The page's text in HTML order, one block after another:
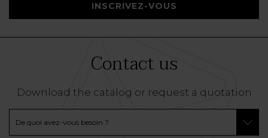
INSCRIVEZ-VOUS
Contact us
Download the catalog or request a quotation